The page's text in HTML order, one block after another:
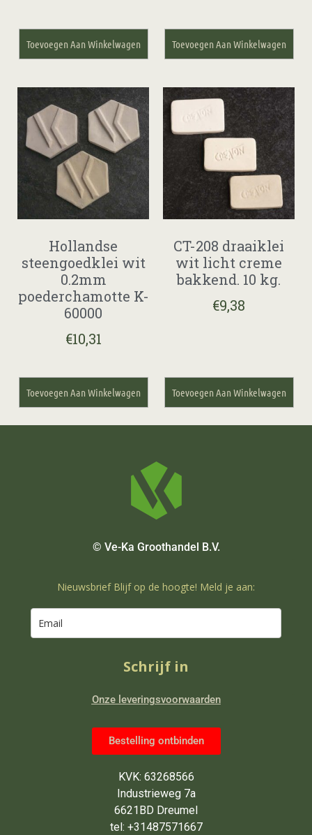
Toevoegen Aan Winkelwagen Toevoegen Aan Winkelwagen
Hollandse
steengoedklei wit
0.2mm
poederchamotte K-
60000
€10,31
Toevoegen Aan Winkelwagen
CT-208 draaiklei
wit licht creme
bakkend. 10 kg.
€9,38
Toevoegen Aan Winkelwagen
© Ve-Ka Groothandel B.V.
Nieuwsbrief Blijf op de hoogte! Meld je aan:
Schrijf in
Onze leveringsvoorwaarden
Bestelling ontbinden
KVK: 63268566
Industrieweg 7a
6621BD Dreumel
tel: +31487571667